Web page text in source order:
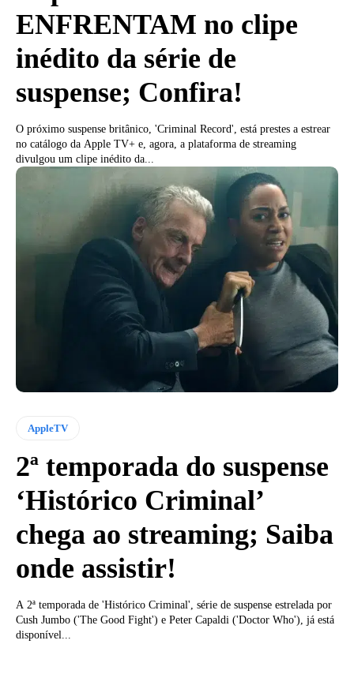
ENFRENTAM no clipe
inédito da série de
suspense; Confira!
O próximo suspense britânico, 'Criminal Record', está prestes a estrear
no catálogo da Apple TV+ e, agora, a plataforma de streaming
divulgou um clipe inédito da...
AppleTV
2ª temporada do suspense
‘Histórico Criminal’
chega ao streaming; Saiba
onde assistir!
A 2ª temporada de 'Histórico Criminal', série de suspense estrelada por
Cush Jumbo ('The Good Fight') e Peter Capaldi ('Doctor Who'), já está
disponível...